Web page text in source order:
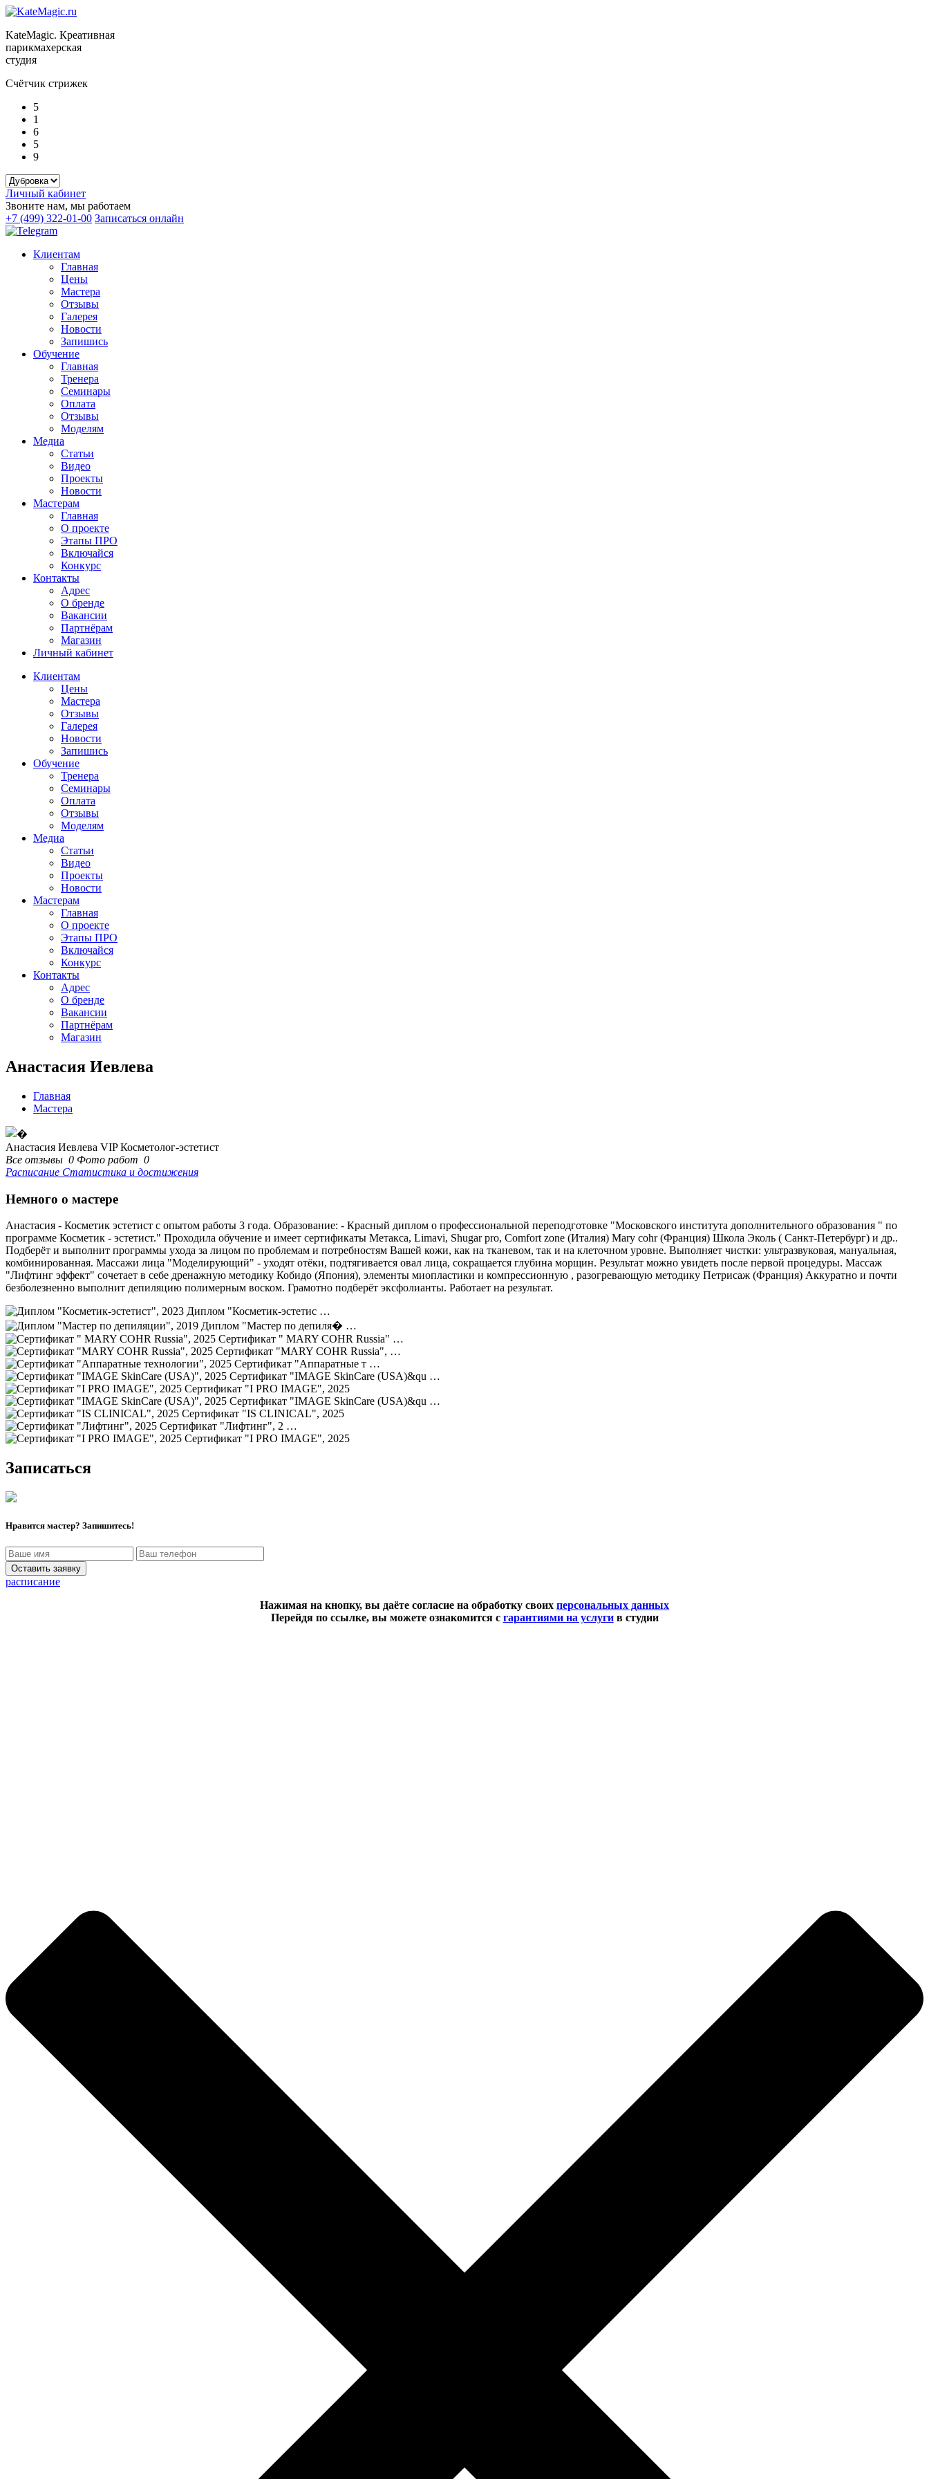
KateMagic. Креативная
парикмахерская
студия
Счётчик стрижек
5
1
6
5
9
Личный кабинет
Звоните нам, мы работаем
+7 (499) 322-01-00 Записаться онлайн
Клиентам
Главная
Цены
Мастера
Отзывы
Галерея
Новости
Запишись
Обучение
Главная
Тренера
Семинары
Оплата
Отзывы
Моделям
Медиа
Статьи
Видео
Проекты
Новости
Мастерам
Главная
О проекте
Этапы ПРО
Включайся
Конкурс
Контакты
Адрес
О бренде
Вакансии
Партнёрам
Магазин
Личный кабинет
Клиентам
Цены
Мастера
Отзывы
Галерея
Новости
Запишись
Обучение
Тренера
Семинары
Оплата
Отзывы
Моделям
Медиа
Статьи
Видео
Проекты
Новости
Мастерам
Главная
О проекте
Этапы ПРО
Включайся
Конкурс
Контакты
Адрес
О бренде
Вакансии
Партнёрам
Магазин
Анастасия Иевлева
Главная
Мастера
Анастасия Иевлева VIP Косметолог-эстетист
Все отзывы 0 Фото работ 0
Расписание Статистика и достижения
Немного о мастере
Анастасия - Косметик эстетист с опытом работы 3 года. Образование: - Красный диплом о профессиональной переподготовке "Московского института дополнительного образования " по
программе Косметик - эстетист." Проходила обучение и имеет сертификаты Метакса, Limavi, Shugar pro, Comfort zone (Италия) Mary cohr (Франция) Школа Эколь ( Санкт-Петербург) и др..
Подберёт и выполнит программы ухода за лицом по проблемам и потребностям Вашей кожи, как на тканевом, так и на клеточном уровне. Выполняет чистки: ультразвуковая, мануальная,
комбинированная. Массажи лица "Моделирующий" - уходят отёки, подтягивается овал лица, сокращается глубина морщин. Результат можно увидеть после первой процедуры. Массаж
"Лифтинг эффект" сочетает в себе дренажную методику Кобидо (Япония), элементы миопластики и компрессионную , разогревающую методику Петрисаж (Франция) Аккуратно и почти
безболезненно выполнит депиляцию полимерным воском. Грамотно подберёт эксфолианты. Работает на результат.
Диплом "Косметик-эстетис …
Диплом "Мастер по депиля� …
Сертификат " MARY COHR Russia" …
Сертификат "MARY COHR Russia", …
Сертификат "Аппаратные т …
Сертификат "IMAGE SkinCare (USA)&qu …
Сертификат "I PRO IMAGE", 2025
Сертификат "IMAGE SkinCare (USA)&qu …
Сертификат "IS CLINICAL", 2025
Сертификат "Лифтинг", 2 …
Сертификат "I PRO IMAGE", 2025
Записаться
Нравится мастер? Запишитесь!
Оставить заявку
расписание
Нажимая на кнопку, вы даёте согласие на обработку своих персональных данных
Перейдя по ссылке, вы можете ознакомится с гарантиями на услугив студии